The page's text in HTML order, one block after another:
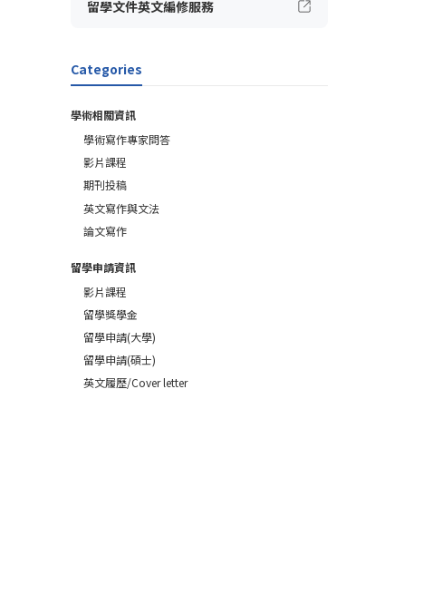
留學文件英文編修服務
Categories
學術相關資訊
學術寫作專家問答
影片課程
期刊投稿
英文寫作與文法
論文寫作
留學申請資訊
影片課程
留學獎學金
留學申請(大學)
留學申請(碩士)
英文履歷/Cover letter